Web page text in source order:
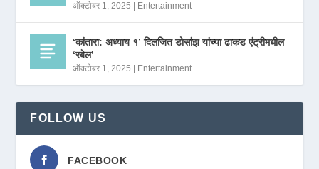
ऑक्टोबर 1, 2025 Entertainment
‘कांतारा: अध्याय १’ दिलजित डोसांझ यांच्या ढाकड एंट्रीमधील
‘रबेल’
ऑक्टोबर 1, 2025 Entertainment
FOLLOW US
FACEBOOK